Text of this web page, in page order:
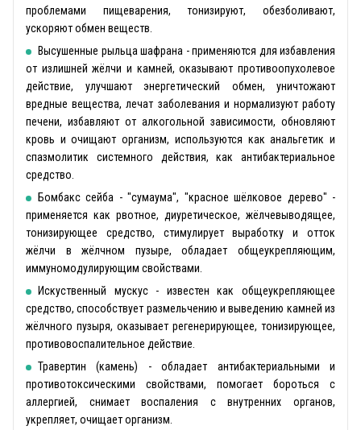
проблемами пищеварения, тонизируют, обезболивают,
ускоряют обмен веществ.
Высушенные рыльца шафрана - применяются для избавления
от излишней жёлчи и камней, оказывают противоопухолевое
действие, улучшают энергетический обмен, уничтожают
вредные вещества, лечат заболевания и нормализуют работу
печени, избавляют от алкогольной зависимости, обновляют
кровь и очищают организм, используются как анальгетик и
спазмолитик системного действия, как антибактериальное
средство.
Бомбакс сейба - "сумаума", "красное шёлковое дерево" -
применяется как рвотное, диуретическое, жёлчевыводящее,
тонизирующее средство, стимулирует выработку и отток
жёлчи в жёлчном пузыре, обладает общеукрепляющим,
иммуномодулирующим свойствами.
Искуственный мускус - известен как общеукрепляющее
средство, способствует размельчению и выведению камней из
жёлчного пузыря, оказывает регенерирующее, тонизирующее,
противовоспалительное действие.
Травертин (камень) - обладает антибактериальными и
противотоксическими свойствами, помогает бороться с
аллергией, снимает воспаления с внутренних органов,
укрепляет, очищает организм.